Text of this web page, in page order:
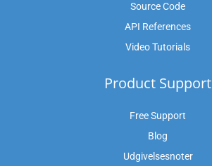
Source Code
API References
Video Tutorials
Product Support
Free Support
Blog
Udgivelsesnoter